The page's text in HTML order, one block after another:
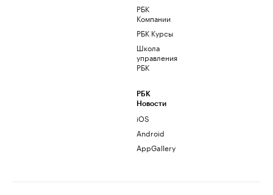
РБК
Компании
РБК Курсы
Школа
управления
РБК
РБК
Новости
iOS
Android
AppGallery